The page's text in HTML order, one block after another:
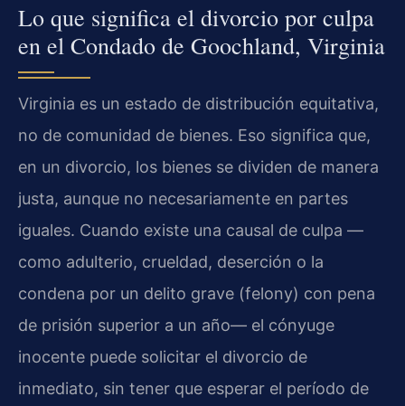
Lo que significa el divorcio por culpa
en el Condado de Goochland, Virginia
Virginia es un estado de distribución equitativa,
no de comunidad de bienes. Eso significa que,
en un divorcio, los bienes se dividen de manera
justa, aunque no necesariamente en partes
iguales. Cuando existe una causal de culpa —
como adulterio, crueldad, deserción o la
condena por un delito grave (felony) con pena
de prisión superior a un año— el cónyuge
inocente puede solicitar el divorcio de
inmediato, sin tener que esperar el período de